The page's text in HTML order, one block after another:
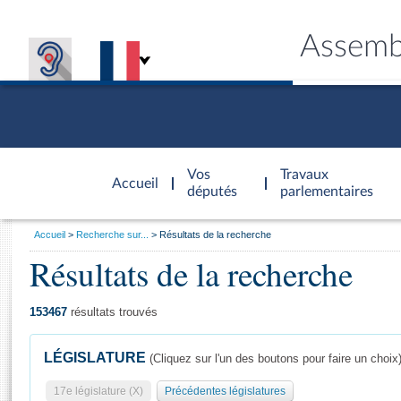
Accueil
d'accueil
Vos
députés
Travaux
parlementaires
Général
Vous
Accueil Recherche sur... Résultats de la recherche
Résultats de la recherche
153467 résultats trouvés
LÉGISLATURE (Cliquez sur l'un des boutons pour faire un choix)
17e législature (X) Précédentes législatures